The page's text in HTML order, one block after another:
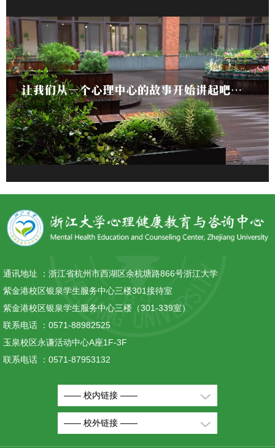
通讯地址 ： 浙江省杭州市西湖区余杭塘路866号浙江大学
紫金港校区银泉学生服务中心三楼301接待室
紫金港校区银泉学生服务中心三楼（301-339室）
联系电话 ： 0571-88982525
玉泉校区永谦活动中心A座1F-3F
联系电话 ： 0571-87953132
—— 校内链接 ——
—— 校外链接 ——